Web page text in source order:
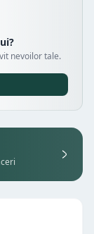
nevoilor tale.